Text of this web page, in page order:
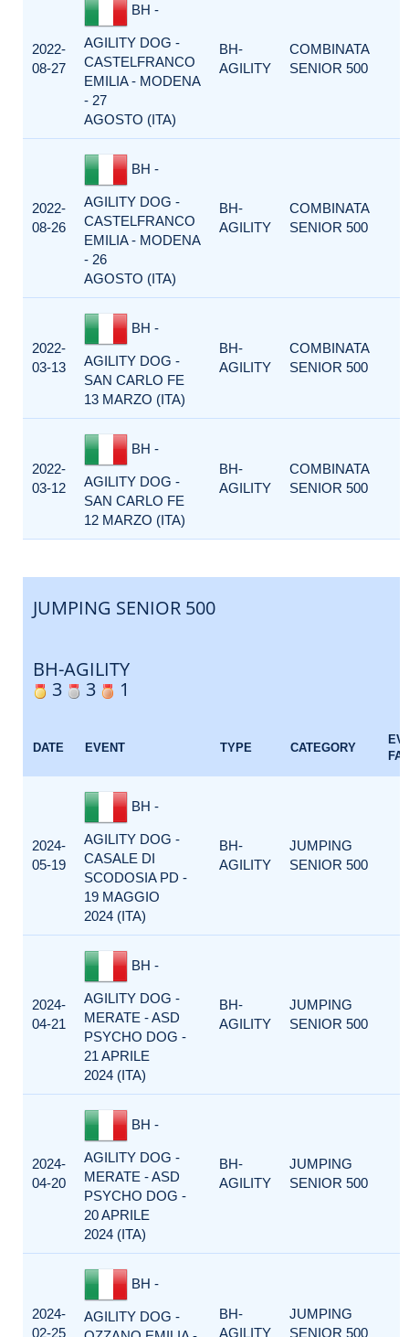
2022-
08-27
BH -
AGILITY DOG -
CASTELFRANCO
EMILIA - MODENA
- 27
AGOSTO (ITA)
BH-
AGILITY
COMBINATA
SENIOR 500
2022-
08-26
BH -
AGILITY DOG -
CASTELFRANCO
EMILIA - MODENA
- 26
AGOSTO (ITA)
BH-
AGILITY
COMBINATA
SENIOR 500
2022-
03-13
BH -
AGILITY DOG -
SAN CARLO FE
13 MARZO (ITA)
BH-
AGILITY
COMBINATA
SENIOR 500
2022-
03-12
BH -
AGILITY DOG -
SAN CARLO FE
12 MARZO (ITA)
BH-
AGILITY
COMBINATA
SENIOR 500
JUMPING SENIOR 500
BH-AGILITY
3
3 1
DATE EVENT TYPE CATEGORY
2024-
05-19
BH -
AGILITY DOG -
CASALE DI
SCODOSIA PD -
19 MAGGIO
2024 (ITA)
BH-
AGILITY
JUMPING
SENIOR 500
2024-
04-21
BH -
AGILITY DOG -
MERATE - ASD
PSYCHO DOG -
21 APRILE
2024 (ITA)
BH-
AGILITY
JUMPING
SENIOR 500
2024-
04-20
BH -
AGILITY DOG -
MERATE - ASD
PSYCHO DOG -
20 APRILE
2024 (ITA)
BH-
AGILITY
JUMPING
SENIOR 500
2024-
02-25
BH -
AGILITY DOG -
BH-
AGILITY
JUMPING
SENIOR 500